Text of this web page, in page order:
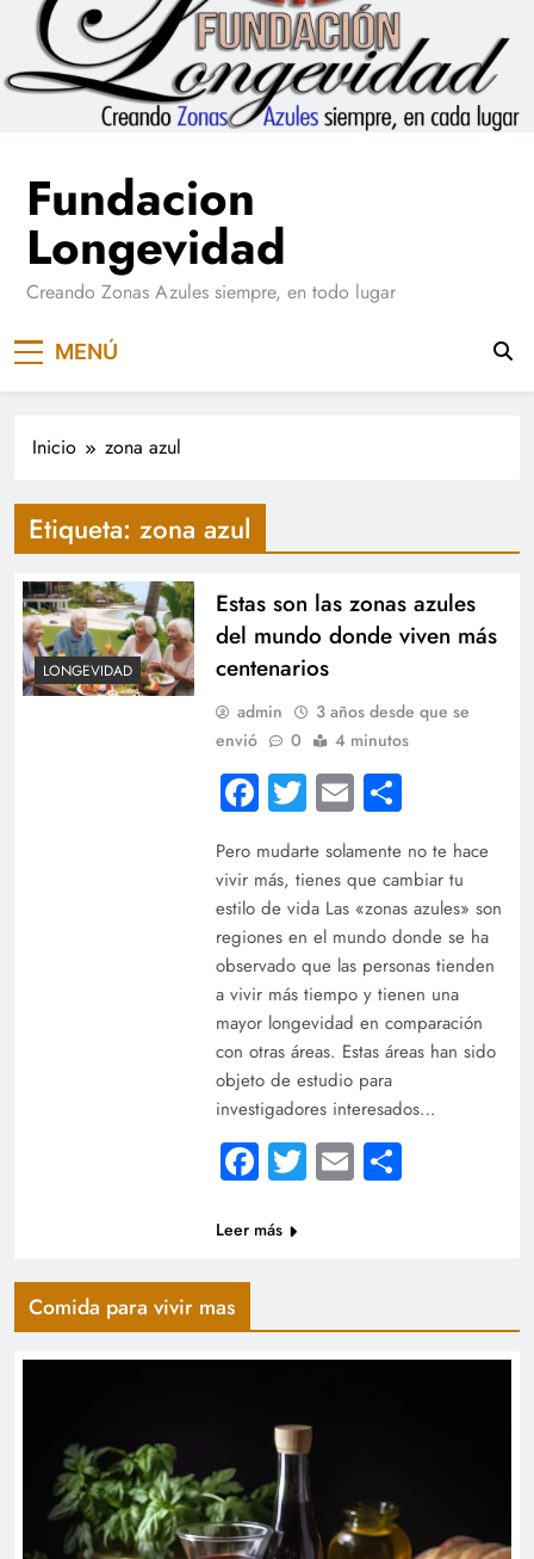
Saltar
contenido
Fundacion
Longevidad
Creando Zonas Azules siempre, en todo lugar
MENÚ
Inicio zona azul
Etiqueta: zona azul
LONGEVIDAD
Estas son las zonas azules
del mundo donde viven más
centenarios
admin
3 años desde que se
envió
0 4 minutos
Facebook
Twitter
Email
Pero mudarte solamente no te hace
vivir más, tienes que cambiar tu
estilo de vida Las «zonas azules» son
regiones en el mundo donde se ha
observado que las personas tienden
a vivir más tiempo y tienen una
mayor longevidad en comparación
con otras áreas. Estas áreas han sido
objeto de estudio para
investigadores interesados…
Facebook
Twitter
Email
Leer más
Comida para vivir mas